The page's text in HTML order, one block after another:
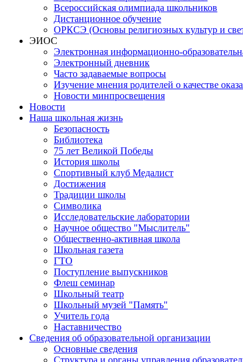
Всероссийская олимпиада школьников
Дистанционное обучение
ОРКСЭ (Основы религиозных культур и
ЭИОС
Электронная информационно-
Электронный дневник
Часто задаваемые вопросы
Изучение мнения родителей о качестве
Новости минпросвещения
Новости
Наша школьная жизнь
Безопасность
Библиотека
75 лет Великой Победы
История школы
Спортивный клуб Медалист
Достижения
Традиции школы
Символика
Исследовательские лаборатории
Научное общество "Мыслитель"
Общественно-активная школа
Школьная газета
ГТО
Поступление выпускников
Флеш семинар
Школьный театр
Школьный музей "Память"
Учитель года
Наставничество
Сведения об образовательной организации
Основные сведения
Структура и органы управления